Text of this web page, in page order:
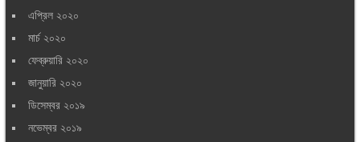
এপ্রিল ২০২০
মার্চ ২০২০
ফেব্রুয়ারি ২০২০
জানুয়ারি ২০২০
ডিসেম্বর ২০১৯
নভেম্বর ২০১৯